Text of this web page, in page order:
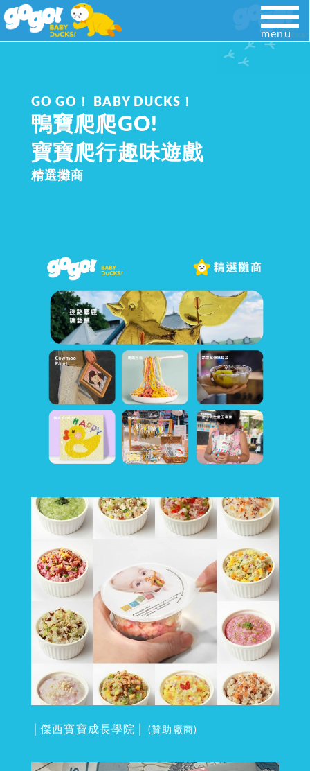
menu
GO GO！ BABY DUCKS！
鴨寶爬爬GO!
寶寶爬行趣味遊戲
精選攤商
│傑西寶寶成長學院│ (贊助廠商)